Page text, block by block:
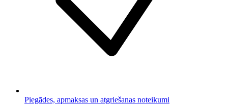
Piegādes, apmaksas un atgriešanas noteikumi